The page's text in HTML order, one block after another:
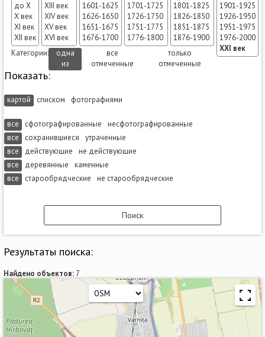
до X
X век
XI век
XII век
XIII век
XIV век
XV век
XVI век
1601-1625
1626-1650
1651-1675
1676-1700
1701-1725
1726-1750
1751-1775
1776-1800
1801-1825
1826-1850
1851-1875
1876-1900
Категории:
одна
из
все
отмеченные
только
отмеченные
1901-1925
1926-1950
1951-1975
1976-2000
XXI век
Показать:
картой списком фотографиями
все сфотографированные
несфотографированные
все
сохранившиеся
утраченные
все
действующие
не действующие
все
деревянные
каменные
все
старообрядческие не старообрядческие
Результаты поиска:
Найдено объектов: 7